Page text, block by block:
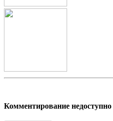
Комментирование недоступно